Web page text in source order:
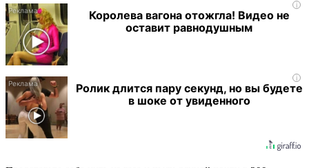
i
Королева вагона отожгла! Видео не
оставит равнодушным
i
Ролик длится пару секунд, но вы будете
в шоке от увиденного